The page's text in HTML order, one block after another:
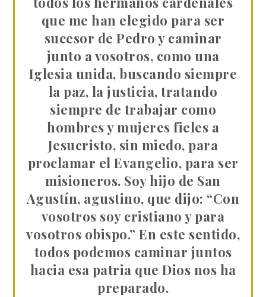
que me han elegido para ser
sucesor de Pedro y caminar
junto a vosotros, como una
Iglesia unida, buscando siempre
la paz, la justicia, tratando
siempre de trabajar como
hombres y mujeres fieles a
Jesucristo, sin miedo, para
proclamar el Evangelio, para ser
misioneros. Soy hijo de San
Agustín, agustino, que dijo: “Con
vosotros soy cristiano y para
vosotros obispo.” En este sentido,
todos podemos caminar juntos
hacia esa patria que Dios nos ha
preparado.